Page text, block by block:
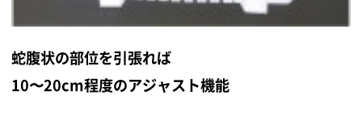
蛇腹状の部位を引張れば
10〜20cm程度のアジャスト機能